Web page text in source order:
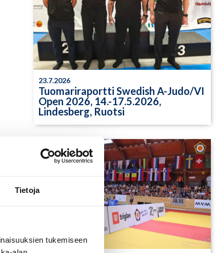
Tietoja
tukemiseen
23.7.2026
Tuomariraportti Swedish A-Judo/VI
Open 2026, 14.-17.5.2026,
Lindesberg, Ruotsi